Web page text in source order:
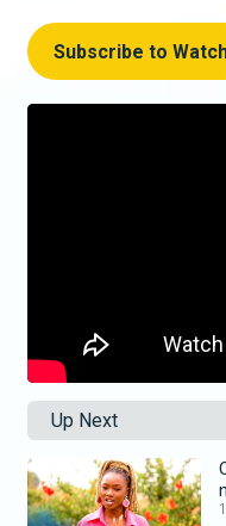
Subscribe to
Up Next